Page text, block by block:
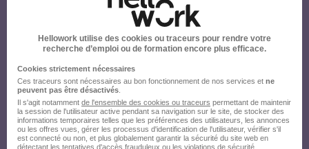
Hellowork utilise des cookies ou traceurs pour rendre votre
recherche d’emploi ou de formation encore plus efficace.
Cookies strictement nécessaires
Ces traceurs sont nécessaires au bon fonctionnement de nos services et ne
peuvent pas être désactivés
Il s'agit notamment de l'ensemble des cookies ou traceurs permettant de maintenir
la session de l'utilisateur active pendant sa navigation sur le site, de stocker des
informations temporaires telles que les préférences des utilisateurs, les annonces
ou les offres vues, gérer les processus d'identification de l'utilisateur, vérifier s'il
est connecté ou non, et plus globalement garantir la sécurité du site web en
détectant les tentatives d'accès frauduleux ou les violations de sécurité.